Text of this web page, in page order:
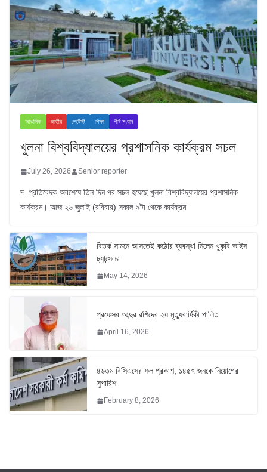
আঞ্চলিক জাতীয় লেটেস্ট শিক্ষা শীর্ষ সংবাদ
খুলনা বিশ্ববিদ্যালয়ের প্রশাসনিক কার্যক্রম সচল
July 26, 2026 Senior reporter
দ. প্রতিবেদক অবশেষে তিন দিন পর সচল হয়েছে খুলনা বিশ্ববিদ্যালয়ের প্রশাসনিক
কার্যক্রম। আজ ২৬ জুুলাই (রবিবার) সকাল ৯টা থেকে কার্যক্রম
বিতর্ক সামনে আসতেই কঠোর ব্যবস্থা নিলেন খুকৃবি ভাইস
চ্যান্সেলর
May 14, 2026
প্রফেসর আব্দুর রশিদের ২য় মৃত্যুবার্ষিকী পালিত
April 16, 2026
৪৬তম বিসিএসের ফল প্রকাশ, ১৪৫৭ জনকে নিয়োগের
সুপারিশ
February 8, 2026